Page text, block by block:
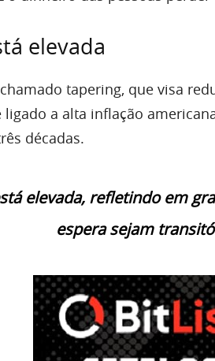
elevada
tapering, que visa
ligado a alta inflação
décadas.
elevada, refletindo em
espera sejam